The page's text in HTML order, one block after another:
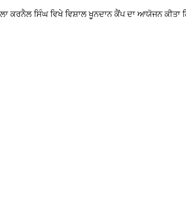
ਸਿੰਘ ਵਿਖੇ ਵਿਸ਼ਾਲ ਖੂਨਦਾਨ ਕੈਂਪ ਦਾ ਆਯੋਜਨ ਕੀਤਾ